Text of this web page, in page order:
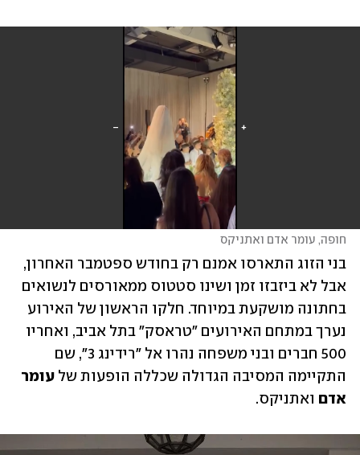
חופה, עומר אדם ואתניקס
התקיימה המסיבה הגדולה שכללה הופעות של
אדם ואתניקס.